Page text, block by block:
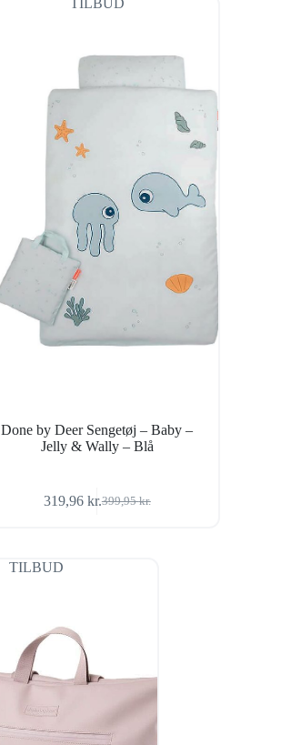
TILBUD
Done by Deer Sengetøj – Baby –
Jelly & Wally – Blå
399,95kr.
Den
319,96 kr.Den
TILBUD